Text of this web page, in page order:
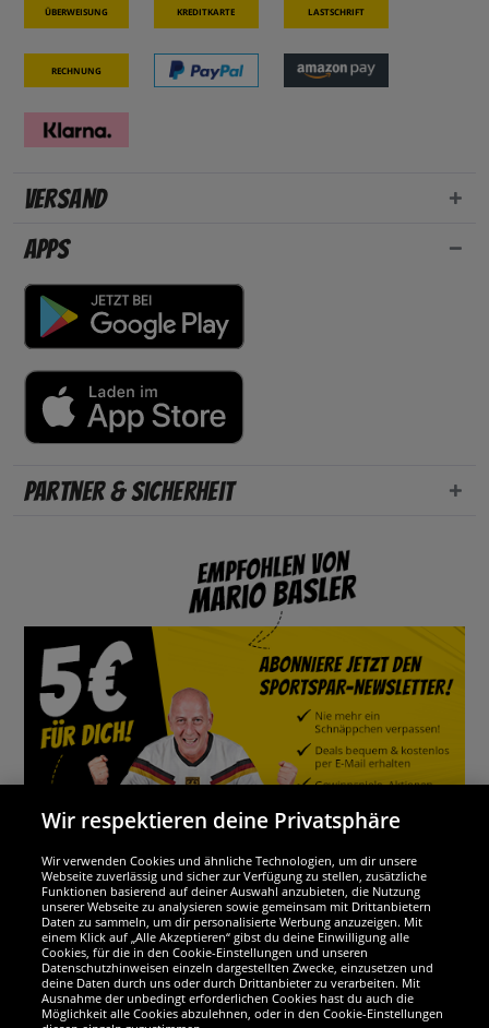
Überweisung Kreditkarte Lastschrift
Rechnung
Versand
Apps
Partner & Sicherheit
Wir sind ausgezeichnet
Wir respektieren deine Privatsphäre
Wir verwenden Cookies und ähnliche Technologien, um dir unsere
Webseite zuverlässig und sicher zur Verfügung zu stellen, zusätzliche
Funktionen basierend auf deiner Auswahl anzubieten, die Nutzung
unserer Webseite zu analysieren sowie gemeinsam mit Drittanbietern
Daten zu sammeln, um dir personalisierte Werbung anzuzeigen. Mit
einem Klick auf „Alle Akzeptieren“ gibst du deine Einwilligung alle
Cookies, für die in den Cookie-Einstellungen und unseren
Datenschutzhinweisen einzeln dargestellten Zwecke, einzusetzen und
deine Daten durch uns oder durch Drittanbieter zu verarbeiten. Mit
Ausnahme der unbedingt erforderlichen Cookies hast du auch die
Möglichkeit alle Cookies abzulehnen, oder in den Cookie-Einstellungen